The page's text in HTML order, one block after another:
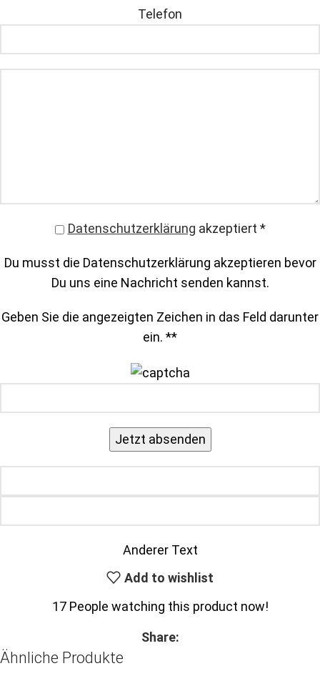
Telefon
Datenschutzerklärung akzeptiert *
Du musst die Datenschutzerklärung akzeptieren bevor
Du uns eine Nachricht senden kannst.
Geben Sie die angezeigten Zeichen in das Feld darunter
ein. **
Anderer Text
Add to wishlist
17 People watching this product now!
Share:
Ähnliche Produkte